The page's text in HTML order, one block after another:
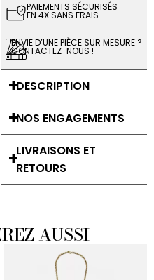
PAIEMENTS SÉCURISÉS
EN 4X SANS FRAIS
ENVIE D’UNE PIÈCE SUR MESURE ?
CONTACTEZ-NOUS !
DESCRIPTION
NOS ENGAGEMENTS
LIVRAISONS ET
RETOURS
AUSSI